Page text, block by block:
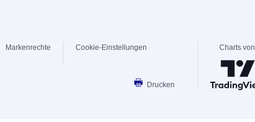
Markenrechte Cookie-Einstellungen
Drucken
Charts von